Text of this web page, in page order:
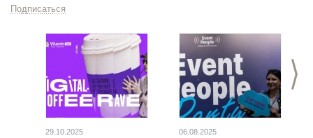
Подписаться
>
29.10.2025 06.08.2025